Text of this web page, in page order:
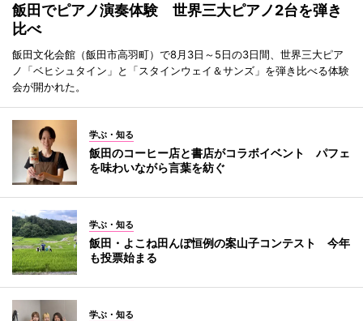
飯田でピアノ演奏体験 世界三大ピアノ2台を弾き
比べ
飯田文化会館（飯田市高羽町）で8月3日～5日の3日間、世界三大ピア
ノ「ベヒシュタイン」と「スタインウェイ＆サンズ」を弾き比べる体験
会が開かれた。
学ぶ・知る
飯田のコーヒー店と書店がコラボイベント パフェ
を味わいながら言葉を紡ぐ
学ぶ・知る
飯田・よこね田んぼ恒例の案山子コンテスト 今年
も投票始まる
学ぶ・知る